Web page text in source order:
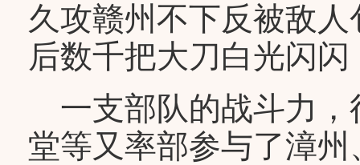
久攻赣州不下反被敌
后数千把大刀白光闪
一支部队的战斗力，
堂等又率部参与了漳